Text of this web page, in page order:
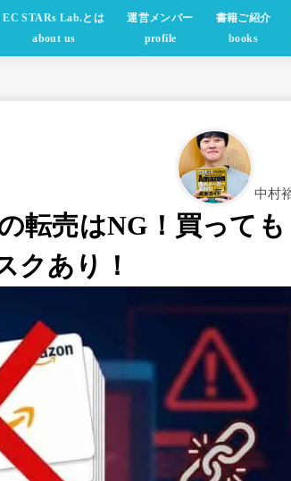
EC STARs Lab.とは
about us
運営メンバー
profile
書籍ご紹介
books
中村
転売はNG！買っても
クあり！